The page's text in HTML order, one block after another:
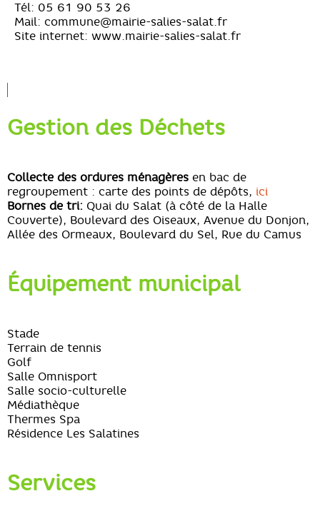
Tél: 05 61 90 53 26
Mail: commune@mairie-salies-salat.fr
Site internet: www.mairie-salies-salat.fr
Gestion des Déchets
Collecte des ordures ménagères en bac de
regroupement : carte des points de dépôts, ici
Bornes de tri: Quai du Salat (à côté de la Halle
Couverte), Boulevard des Oiseaux, Avenue du Donjon,
Allée des Ormeaux, Boulevard du Sel, Rue du Camus
Équipement municipal
Stade
Terrain de tennis
Golf
Salle Omnisport
Salle socio-culturelle
Médiathèque
Thermes Spa
Résidence Les Salatines
Services